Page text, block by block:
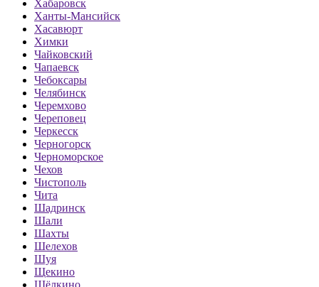
Хабаровск
Ханты-Мансийск
Хасавюрт
Химки
Чайковский
Чапаевск
Чебоксары
Челябинск
Черемхово
Череповец
Черкесск
Черногорск
Черноморское
Чехов
Чистополь
Чита
Шадринск
Шали
Шахты
Шелехов
Шуя
Щекино